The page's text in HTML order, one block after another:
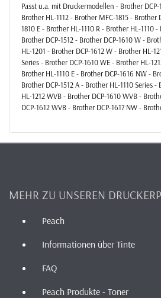
Passt u.a. mit Druckermodellen - Brother
Brother HL-1112 - Brother MFC-1815 - Brother
1810 E - Brother HL-1110 R - Brother HL-1110 -
Brother DCP-1512 - Brother DCP-1610 W -
HL-1201 - Brother DCP-1612 W - Brother HL-
Series - Brother DCP-1610 WE - Brother HL-
Brother HL-1110 E - Brother DCP-1616 NW -
Brother DCP-1512 A - Brother HL-1110 Series
HL-1212 WVB - Brother DCP-1610 WVB -
DCP-1612 WVB - Brother DCP-1617 NW -
MEHR ZU UNSEREN
Peach
Informationen über Tinte
FAQ
Peach Produkte - Toner